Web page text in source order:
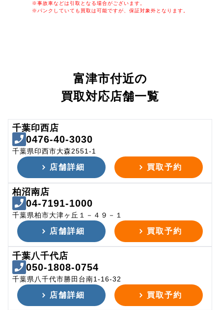
※事故車などは引取となる場合がございます。
※パンクしていても買取は可能ですが、保証対象外となります。
富津市付近の
買取対応店舗一覧
千葉印西店
0476-40-3030
千葉県印西市大森2551-1
店舗詳細 買取予約
柏沼南店
04-7191-1000
千葉県柏市大津ヶ丘１－４９－１
店舗詳細 買取予約
千葉八千代店
050-1808-0754
千葉県八千代市勝田台南1-16-32
店舗詳細 買取予約